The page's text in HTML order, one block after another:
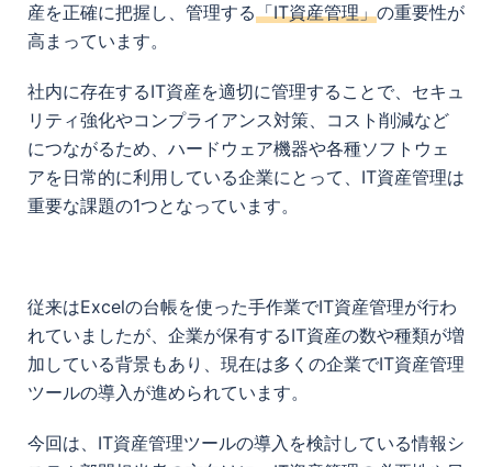
産を正確に把握し、管理する「IT資産管理」の重要性が
高まっています。
社内に存在するIT資産を適切に管理することで、セキュ
リティ強化やコンプライアンス対策、コスト削減など
につながるため、ハードウェア機器や各種ソフトウェ
アを日常的に利用している企業にとって、IT資産管理は
重要な課題の1つとなっています。
従来はExcelの台帳を使った手作業でIT資産管理が行わ
れていましたが、企業が保有するIT資産の数や種類が増
加している背景もあり、現在は多くの企業でIT資産管理
ツールの導入が進められています。
今回は、IT資産管理ツールの導入を検討している情報シ